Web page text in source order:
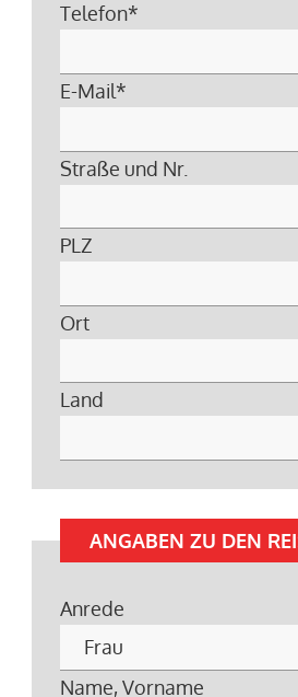
Telefon*
E-Mail*
Straße und Nr.
PLZ
Ort
Land
ANGABEN ZU DEN
Anrede
Name, Vorname